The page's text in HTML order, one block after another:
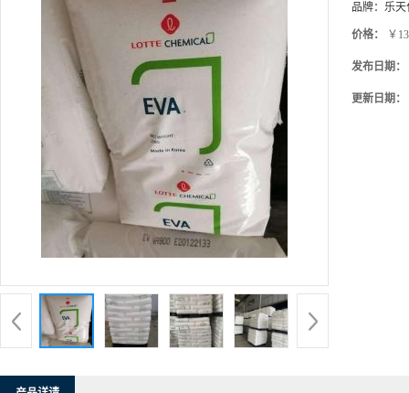
品牌： 乐天
价格： ￥
发布日期：
更新日期：